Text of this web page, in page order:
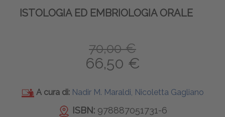
ISTOLOGIA ED EMBRIOLOGIA ORALE
70,00 €
66,50 €
A cura di: Nadir M. Maraldi, Nicoletta Gagliano
ISBN: 978887051731-6